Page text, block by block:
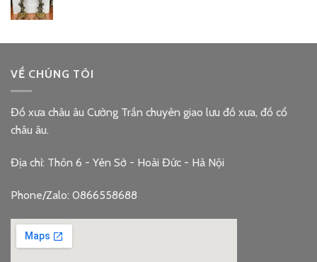
VỀ CHÚNG TÔI
Đồ xưa châu âu Cường Trần chuyên giao lưu đồ xưa, đồ cổ
châu âu.
Địa chỉ: Thôn 6 - Yên Sở - Hoài Đức - Hà Nội
Phone/Zalo: 0866558688